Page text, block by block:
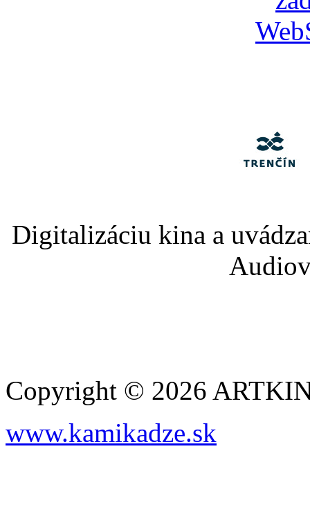
Digitalizáciu kina a
Copyright © 2026
www.kamikadze.sk